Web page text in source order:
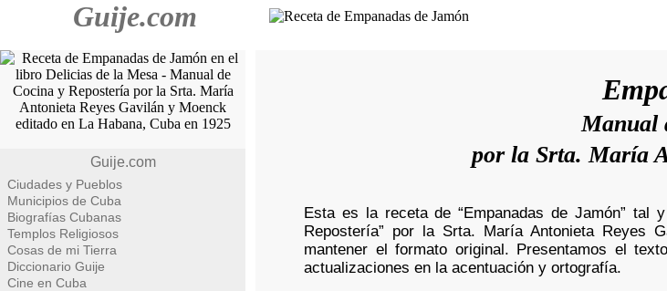
Guije.com
Guije.com
Ciudades y Pueblos
Municipios de Cuba
Biografías Cubanas
Templos Religiosos
Cosas de mi Tierra
Diccionario Guije
Cine en Cuba
Manual
por la Srta. María
Esta es la receta de “Empanadas de Jamón”
Repostería” por la Srta. María Antonieta Reyes
mantener el formato original. Presentamos el
actualizaciones en la acentuación y ortografía.